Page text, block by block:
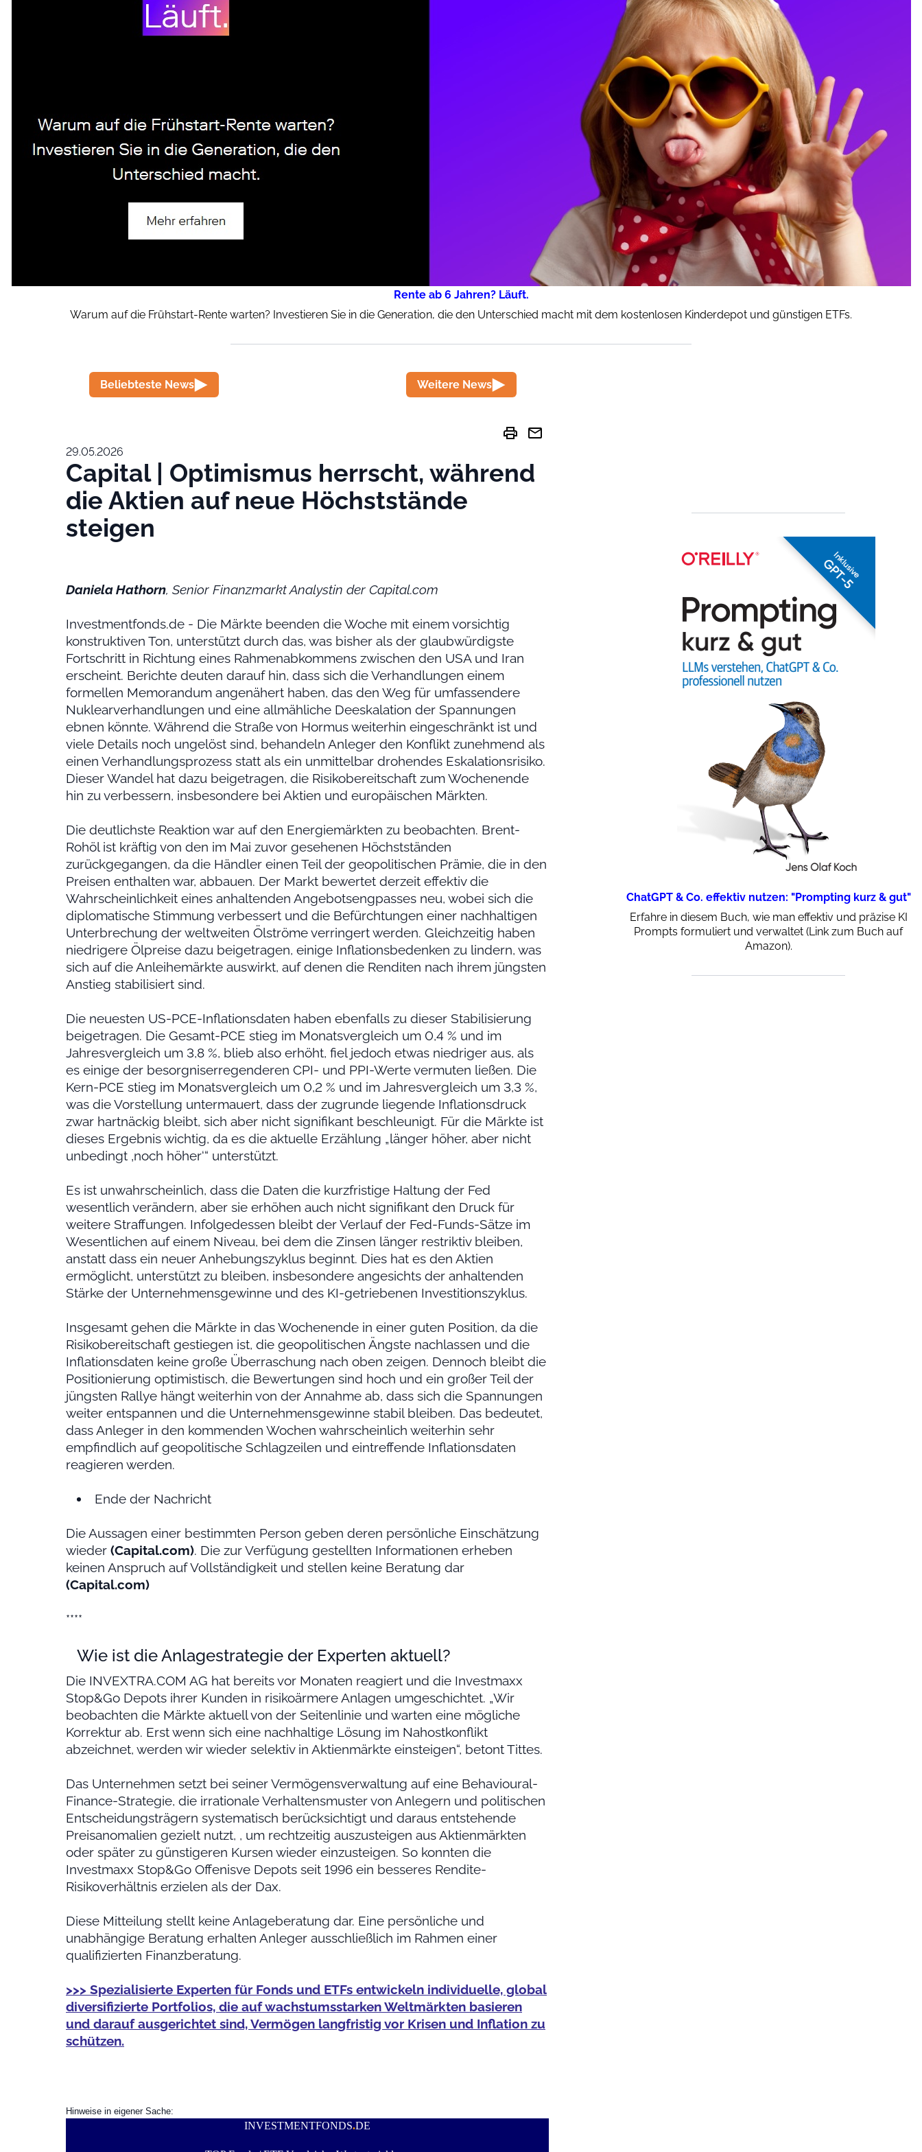
Rente ab 6 Jahren? Läuft.
Warum auf die Frühstart-Rente warten? Investieren Sie in die Generation, die den Unterschied macht mit dem kostenlosen Kinderdepot und günstigen ETFs.
Beliebteste News Weitere News
print mail
29.05.2026
Capital | Optimismus herrscht, während
die Aktien auf neue Höchststände
steigen
Daniela Hathorn, Senior Finanzmarkt Analystin der Capital.com
Investmentfonds.de - Die Märkte beenden die Woche mit einem vorsichtig
konstruktiven Ton, unterstützt durch das, was bisher als der glaubwürdigste
Fortschritt in Richtung eines Rahmenabkommens zwischen den USA und Iran
erscheint. Berichte deuten darauf hin, dass sich die Verhandlungen einem
formellen Memorandum angenähert haben, das den Weg für umfassendere
Nuklearverhandlungen und eine allmähliche Deeskalation der Spannungen
ebnen könnte. Während die Straße von Hormus weiterhin eingeschränkt ist und
viele Details noch ungelöst sind, behandeln Anleger den Konflikt zunehmend als
einen Verhandlungsprozess statt als ein unmittelbar drohendes Eskalationsrisiko.
Dieser Wandel hat dazu beigetragen, die Risikobereitschaft zum Wochenende
hin zu verbessern, insbesondere bei Aktien und europäischen Märkten.
Die deutlichste Reaktion war auf den Energiemärkten zu beobachten. Brent-
Rohöl ist kräftig von den im Mai zuvor gesehenen Höchstständen
zurückgegangen, da die Händler einen Teil der geopolitischen Prämie, die in den
Preisen enthalten war, abbauen. Der Markt bewertet derzeit effektiv die
Wahrscheinlichkeit eines anhaltenden Angebotsengpasses neu, wobei sich die
diplomatische Stimmung verbessert und die Befürchtungen einer nachhaltigen
Unterbrechung der weltweiten Ölströme verringert werden. Gleichzeitig haben
niedrigere Ölpreise dazu beigetragen, einige Inflationsbedenken zu lindern, was
sich auf die Anleihemärkte auswirkt, auf denen die Renditen nach ihrem jüngsten
Anstieg stabilisiert sind.
Die neuesten US-PCE-Inflationsdaten haben ebenfalls zu dieser Stabilisierung
beigetragen. Die Gesamt-PCE stieg im Monatsvergleich um 0,4 % und im
Jahresvergleich um 3,8 %, blieb also erhöht, fiel jedoch etwas niedriger aus, als
es einige der besorgniserregenderen CPI- und PPI-Werte vermuten ließen. Die
Kern-PCE stieg im Monatsvergleich um 0,2 % und im Jahresvergleich um 3,3 %,
was die Vorstellung untermauert, dass der zugrunde liegende Inflationsdruck
zwar hartnäckig bleibt, sich aber nicht signifikant beschleunigt. Für die Märkte ist
dieses Ergebnis wichtig, da es die aktuelle Erzählung „länger höher, aber nicht
unbedingt ‚noch höher‘“ unterstützt.
Es ist unwahrscheinlich, dass die Daten die kurzfristige Haltung der Fed
wesentlich verändern, aber sie erhöhen auch nicht signifikant den Druck für
weitere Straffungen. Infolgedessen bleibt der Verlauf der Fed-Funds-Sätze im
Wesentlichen auf einem Niveau, bei dem die Zinsen länger restriktiv bleiben,
anstatt dass ein neuer Anhebungszyklus beginnt. Dies hat es den Aktien
ermöglicht, unterstützt zu bleiben, insbesondere angesichts der anhaltenden
Stärke der Unternehmensgewinne und des KI-getriebenen Investitionszyklus.
Insgesamt gehen die Märkte in das Wochenende in einer guten Position, da die
Risikobereitschaft gestiegen ist, die geopolitischen Ängste nachlassen und die
Inflationsdaten keine große Überraschung nach oben zeigen. Dennoch bleibt die
Positionierung optimistisch, die Bewertungen sind hoch und ein großer Teil der
jüngsten Rallye hängt weiterhin von der Annahme ab, dass sich die Spannungen
weiter entspannen und die Unternehmensgewinne stabil bleiben. Das bedeutet,
dass Anleger in den kommenden Wochen wahrscheinlich weiterhin sehr
empfindlich auf geopolitische Schlagzeilen und eintreffende Inflationsdaten
reagieren werden.
Ende der Nachricht
Die Aussagen einer bestimmten Person geben deren persönliche Einschätzung
wieder (Capital.com). Die zur Verfügung gestellten Informationen erheben
keinen Anspruch auf Vollständigkeit und stellen keine Beratung dar
(Capital.com)
****
Wie ist die Anlagestrategie der Experten aktuell?
Die INVEXTRA.COM AG hat bereits vor Monaten reagiert und die Investmaxx
Stop&Go Depots ihrer Kunden in risikoärmere Anlagen umgeschichtet. „Wir
beobachten die Märkte aktuell von der Seitenlinie und warten eine mögliche
Korrektur ab. Erst wenn sich eine nachhaltige Lösung im Nahostkonflikt
abzeichnet, werden wir wieder selektiv in Aktienmärkte einsteigen“, betont Tittes.
Das Unternehmen setzt bei seiner Vermögensverwaltung auf eine Behavioural-
Finance-Strategie, die irrationale Verhaltensmuster von Anlegern und politischen
Entscheidungsträgern systematisch berücksichtigt und daraus entstehende
Preisanomalien gezielt nutzt, , um rechtzeitig auszusteigen aus Aktienmärkten
oder später zu günstigeren Kursen wieder einzusteigen. So konnten die
Investmaxx Stop&Go Offenisve Depots seit 1996 ein besseres Rendite-
Risikoverhältnis erzielen als der Dax.
Diese Mitteilung stellt keine Anlageberatung dar. Eine persönliche und
unabhängige Beratung erhalten Anleger ausschließlich im Rahmen einer
qualifizierten Finanzberatung.
>>> Spezialisierte Experten für Fonds und ETFs entwickeln individuelle, global
diversifizierte Portfolios, die auf wachstumsstarken Weltmärkten basieren
und darauf ausgerichtet sind, Vermögen langfristig vor Krisen und Inflation zu
schützen.
Hinweise in eigener Sache:
INVESTMENTFONDS.DE
ChatGPT & Co. effektiv nutzen: "Prompting kurz & gut"
Erfahre in diesem Buch, wie man effektiv und präzise KI
Prompts formuliert und verwaltet (Link zum Buch auf
Amazon).